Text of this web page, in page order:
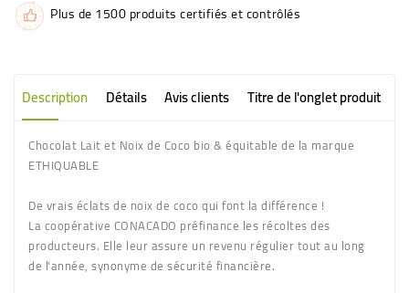
Plus de 1500 produits certifiés et contrôlés
Description Détails Avis clients Titre de l'onglet produit
Chocolat Lait et Noix de Coco bio & équitable de la marque
ETHIQUABLE
De vrais éclats de noix de coco qui font la différence !
La coopérative CONACADO préfinance les récoltes des
producteurs. Elle leur assure un revenu régulier tout au long
de l'année, synonyme de sécurité financière.